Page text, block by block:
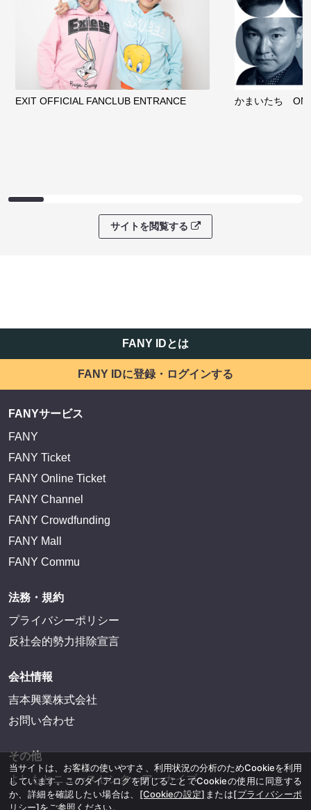
EXIT OFFICIAL FANCLUB ENTRANCE かまいたち
サイトを閲覧する
FANY IDとは
FANY IDに登録・ログインする
FANYサービス
FANY
FANY Ticket
FANY Online Ticket
FANY Channel
FANY Crowdfunding
FANY Mall
FANY Commu
法務・規約
プライバシーポリシー
反社会的勢力排除宣言
会社情報
吉本興業株式会社
お問い合わせ
その他
よしもとニュースセンターアーカイブ
当サイトは、お客様の使いやすさ、利用状況の分析のためCookieを利用
しています。このダイアログを閉じることでCookieの使用に同意する
か、詳細を確認したい場合は、 [Cookieの設定] または[プライバシーポ
リシー]をご参照ください。